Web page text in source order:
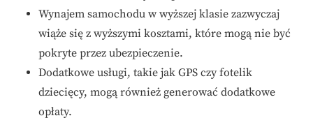
Wynajem samochodu w wyższej klasie zazwyczaj
wiąże się z wyższymi kosztami, które mogą nie być
pokryte przez ubezpieczenie.
Dodatkowe usługi, takie jak GPS czy fotelik
dziecięcy, mogą również generować dodatkowe
opłaty.